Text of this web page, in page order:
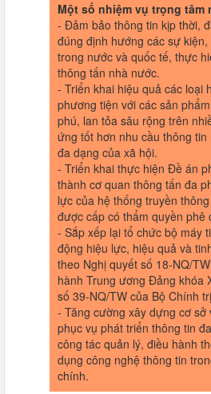
Một số nhiệm vụ trọng tâm
- Đảm bảo thông tin kịp thời,
đúng định hướng các sự
trong nước và quốc tế, thực
thông tấn nhà nước.
- Triển khai hiệu quả các loại
phương tiện với các sản
phú, lan tỏa sâu rộng trên
ứng tốt hơn nhu cầu thông
đa dạng của xã hội.
- Triển khai thực hiện Đề án
thành cơ quan thông tấn đa
lực của hệ thống truyền
được cấp có thẩm quyền phê
- Sắp xếp lại tổ chức bộ máy
động hiệu lực, hiệu quả và
theo Nghị quyết số 18-NQ/
hành Trung ương Đảng khóa
số 39-NQ/TW của Bộ Chính
- Tăng cường xây dựng cơ sở
phục vụ phát triển thông tin
công tác quản lý, điều hành
dụng công nghệ thông tin
chính.